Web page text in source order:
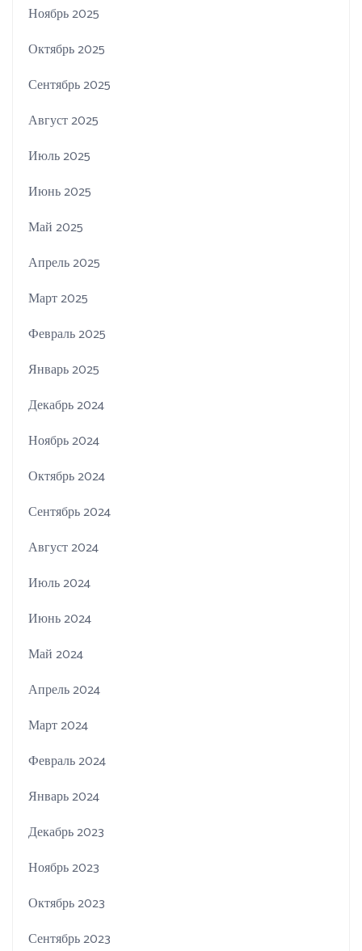
Ноябрь 2025
Октябрь 2025
Сентябрь 2025
Август 2025
Июль 2025
Июнь 2025
Май 2025
Апрель 2025
Март 2025
Февраль 2025
Январь 2025
Декабрь 2024
Ноябрь 2024
Октябрь 2024
Сентябрь 2024
Август 2024
Июль 2024
Июнь 2024
Май 2024
Апрель 2024
Март 2024
Февраль 2024
Январь 2024
Декабрь 2023
Ноябрь 2023
Октябрь 2023
Сентябрь 2023